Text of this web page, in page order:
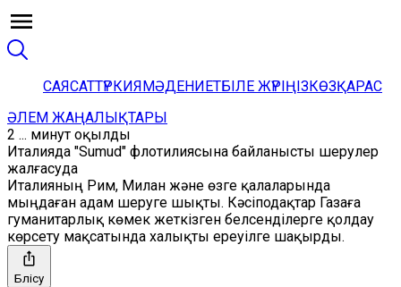
САЯСАТТҮРКИЯМӘДЕНИЕТБІЛЕ ЖҮРІҢІЗКӨЗҚАРАС
ӘЛЕМ ЖАҢАЛЫҚТАРЫ
2 ... минут оқылды
Италияда "Sumud" флотилиясына байланысты шерулер
жалғасуда
Италияның Рим, Милан және өзге қалаларында
мыңдаған адам шеруге шықты. Кәсіподақтар Газаға
гуманитарлық көмек жеткізген белсенділерге қолдау
көрсету мақсатында халықты ереуілге шақырды.
Бөлісу